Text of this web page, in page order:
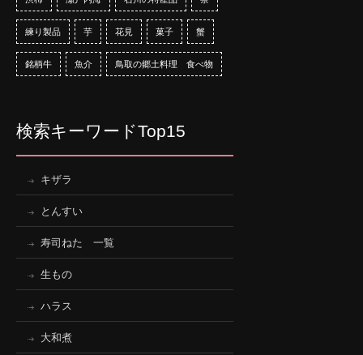
練り製品 芋 花見 菓子 蟹
銘柄牛 魚介 鳥取の郷土料理 食べ物
検索キーワードTop15
キザラ
とんすい
寿司ねた 一覧
生もの
ハラス
大和煮